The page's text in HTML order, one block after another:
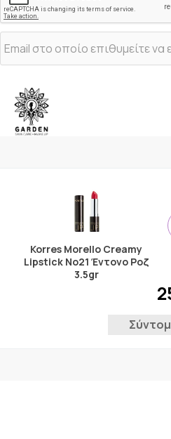
Korres Morello Creamy
Lipstick No21 Έντονο Ροζ
3.5gr